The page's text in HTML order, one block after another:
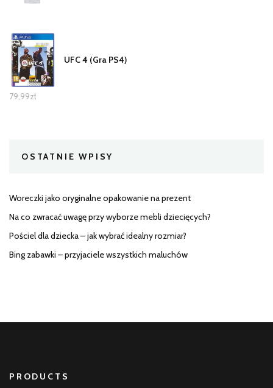
UFC 4 (Gra PS4)
79,99zł
OSTATNIE WPISY
Woreczki jako oryginalne opakowanie na prezent
Na co zwracać uwagę przy wyborze mebli dziecięcych?
Pościel dla dziecka – jak wybrać idealny rozmiar?
Bing zabawki – przyjaciele wszystkich maluchów
PRODUCTS